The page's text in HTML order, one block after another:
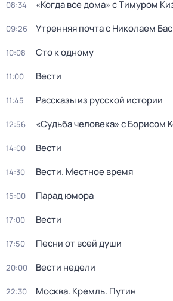
08:34 «Когда все дома» с Тимуром
09:26 Утренняя почта с Николаем
10:08 Сто к одному
11:00 Вести
11:45 Рассказы из русской истории
12:56 «Судьба человека» с Борисом
14:00 Вести
14:30 Вести. Местное время
15:00 Парад юмора
17:00 Вести
17:50 Песни от всей души
20:00 Вести недели
22:30 Москва. Кремль. Путин